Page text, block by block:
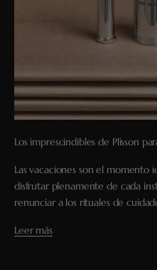
Los imprescindibles de Plisson
Las vacaciones son el momento
disfrutar plenamente de cada
renunciar a los rituales de
Leer más